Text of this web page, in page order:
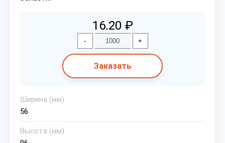
16.20 ₽
- +
Заказать
Ширина (мм)
56
Высота (мм)